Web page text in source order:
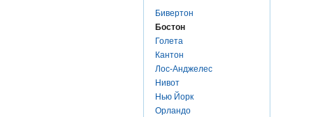
Бивертон
Бостон
Голета
Кантон
Лос-Анджелес
Нивот
Нью Йорк
Орландо